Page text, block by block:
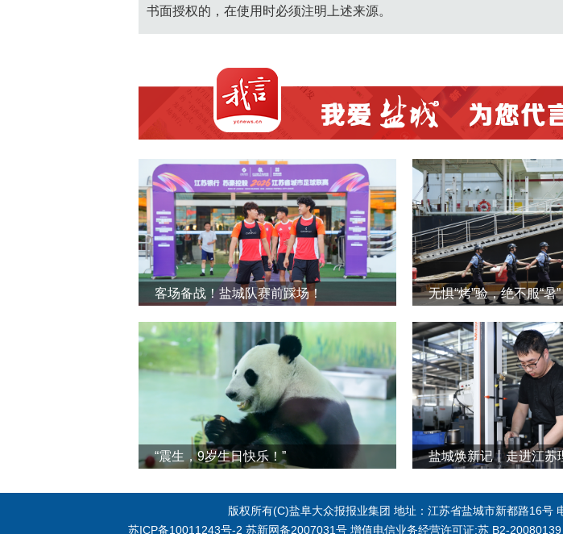
书面授权的，在使用时必须注明上述来源。
客场备战！盐城队赛前踩场！ 无惧“烤”验，绝不服“暑
“震生，9岁生日快乐！”
版权所有(C)盐阜大众报报业集团 地址：江苏省盐城市新都路16
苏ICP备10011243号-2 苏新网备2007031号 增值电信业务经营许可证:苏 B2-